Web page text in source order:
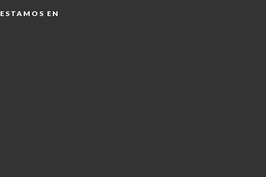
ESTAMOS EN